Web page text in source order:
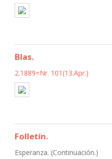
Blas.
2.1889=Nr. 101(13.Apr.)
Folletín.
Esperanza. (Continuación.)